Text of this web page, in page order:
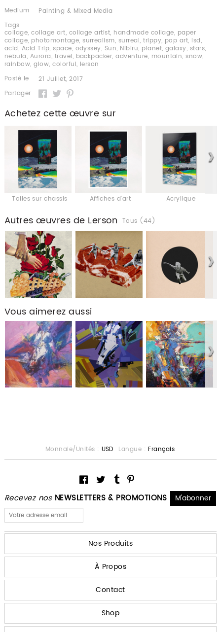
Medium
Painting & Mixed Media
Tags
collage,collage art, collage artist, handmade collage, paper
collage, photomontage,surrealism, surreal,trippy, pop art, lsd,
acid, Acid Trip,space, odyssey, Sun, Nibiru, planet, galaxy, stars,
nebula, Aurora, travel, backpacker,adventure, mountain,snow,
rainbow,glow,colorful, lerson
Posté le
21 Juillet, 2017
Partager
Achetez cette œuvre sur
Toiles sur chassis Affiches d'art Acrylique
Autres œuvres de Lerson Tous (44)
Vous aimerez aussi
Recevez nos NEWSLETTERS & PROMOTIONS
Monnaie/Unités : USD Langue : Français
Nos Produits
À Propos
Contact
Shop